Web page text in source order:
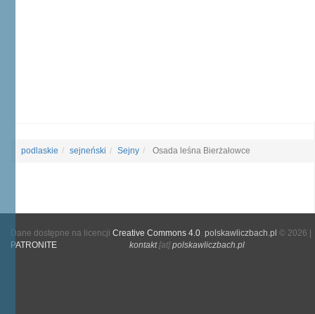
podlaskie sejneński Sejny Osada leśna Bierżałowce
Dane dostępne na licencji Creative Commons 4.0. polskawliczbach.pl © 2026 |
PATRONITE
kontakt[at]polskawliczbach.pl